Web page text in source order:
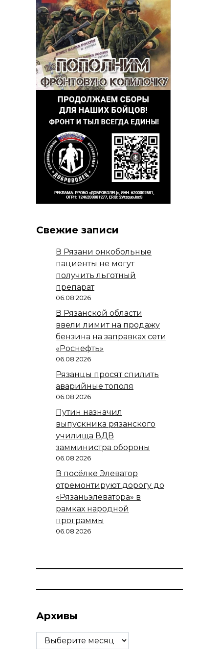
Свежие записи
В Рязани онкобольные
пациенты не могут
получить льготный
препарат
06.08.2026
В Рязанской области
ввели лимит на продажу
бензина на заправках сети
«Роснефть»
06.08.2026
Рязанцы просят спилить
аварийные тополя
06.08.2026
Путин назначил
выпускника рязанского
училища ВДВ
замминистра обороны
06.08.2026
В посёлке Элеватор
отремонтируют дорогу до
«Рязаньэлеватора» в
рамках народной
программы
06.08.2026
Архивы
Архивы